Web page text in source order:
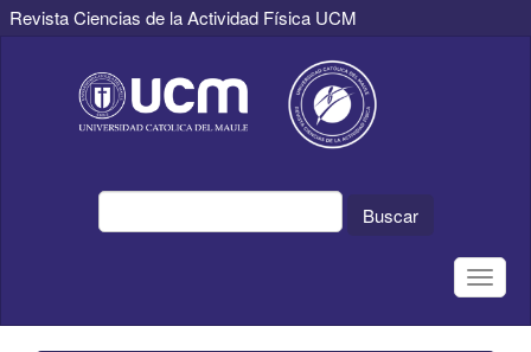
Revista Ciencias de la Actividad Física UCM
principal
Contenido
principal
Buscar
Toggle